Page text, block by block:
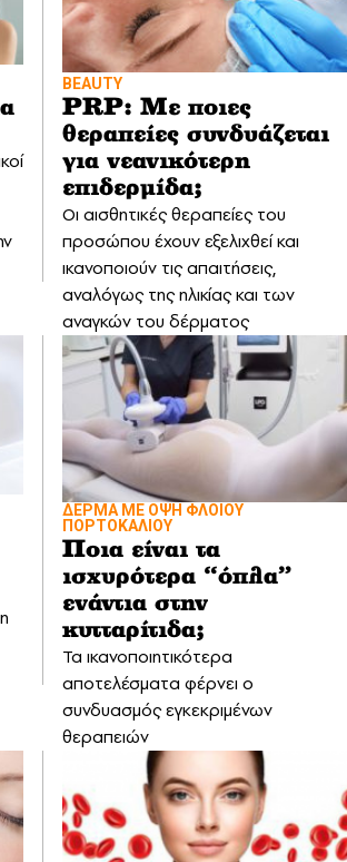
BEAUTY
PRP: Με ποιες
θεραπείες συνδυάζεται
για νεανικότερη
επιδερμίδα;
Οι αισθητικές θεραπείες του
προσώπου έχουν εξελιχθεί και
ικανοποιούν τις απαιτήσεις,
αναλόγως της ηλικίας και των
αναγκών του δέρματος
ΔΕΡΜΑ ΜΕ ΟΨΗ ΦΛΟΙΟΥ
ΠΟΡΤΟΚΑΛΙΟΥ
Ποια είναι τα
ισχυρότερα “όπλα”
ενάντια στην
κυτταρίτιδα;
Τα ικανοποιητικότερα
αποτελέσματα φέρνει ο
συνδυασμός εγκεκριμένων
θεραπειών